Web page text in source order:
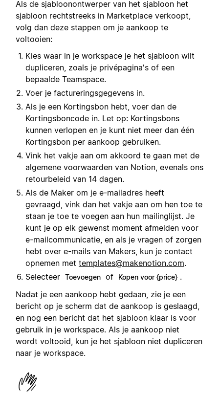
Als de sjabloonontwerper van het sjabloon het
sjabloon rechtstreeks in Marketplace verkoopt,
volg dan deze stappen om je aankoop te
voltooien:
Kies waar in je workspace je het sjabloon wilt
dupliceren, zoals je privépagina's of een
bepaalde Teamspace.
Voer je factureringsgegevens in.
Als je een Kortingsbon hebt, voer dan de
Kortingsboncode in. Let op: Kortingsbons
kunnen verlopen en je kunt niet meer dan één
Kortingsbon per aankoop gebruiken.
Vink het vakje aan om akkoord te gaan met de
algemene voorwaarden van Notion, evenals ons
retourbeleid van 14 dagen.
Als de Maker om je e-mailadres heeft
gevraagd, vink dan het vakje aan om hen toe te
staan je toe te voegen aan hun mailinglijst. Je
kunt je op elk gewenst moment afmelden voor
e-mailcommunicatie, en als je vragen of zorgen
hebt over e-mails van Makers, kun je contact
opnemen met templates@makenotion.com.
Selecteer Toevoegen of Kopen voor {price} .
Nadat je een aankoop hebt gedaan, zie je een
bericht op je scherm dat de aankoop is geslaagd,
en nog een bericht dat het sjabloon klaar is voor
gebruik in je workspace. Als je aankoop niet
wordt voltooid, kun je het sjabloon niet dupliceren
naar je workspace.